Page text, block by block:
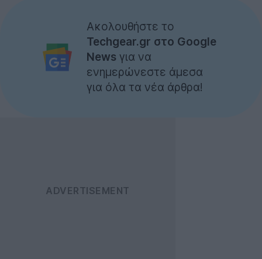
Ακολουθήστε το
Techgear.gr στο Google
News για να
ενημερώνεστε άμεσα
για όλα τα νέα άρθρα!